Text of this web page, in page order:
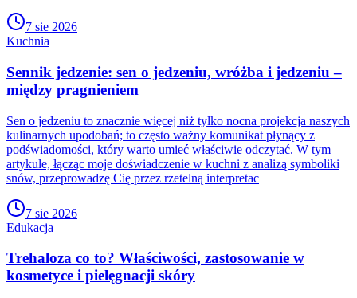
7 sie 2026
Kuchnia
Sennik jedzenie: sen o jedzeniu, wróżba i jedzeniu –
między pragnieniem
Sen o jedzeniu to znacznie więcej niż tylko nocna projekcja naszych
kulinarnych upodobań; to często ważny komunikat płynący z
podświadomości, który warto umieć właściwie odczytać. W tym
artykule, łącząc moje doświadczenie w kuchni z analizą symboliki
snów, przeprowadzę Cię przez rzetelną interpretac
7 sie 2026
Edukacja
Trehaloza co to? Właściwości, zastosowanie w
kosmetyce i pielęgnacji skóry